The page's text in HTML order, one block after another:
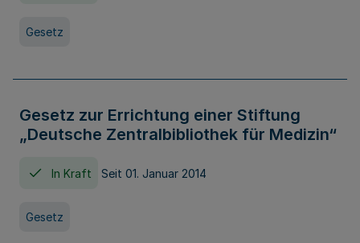
Gesetz
Gesetz zur Errichtung einer Stiftung
„Deutsche Zentralbibliothek für Medizin“
In Kraft Seit 01. Januar 2014
Gesetz